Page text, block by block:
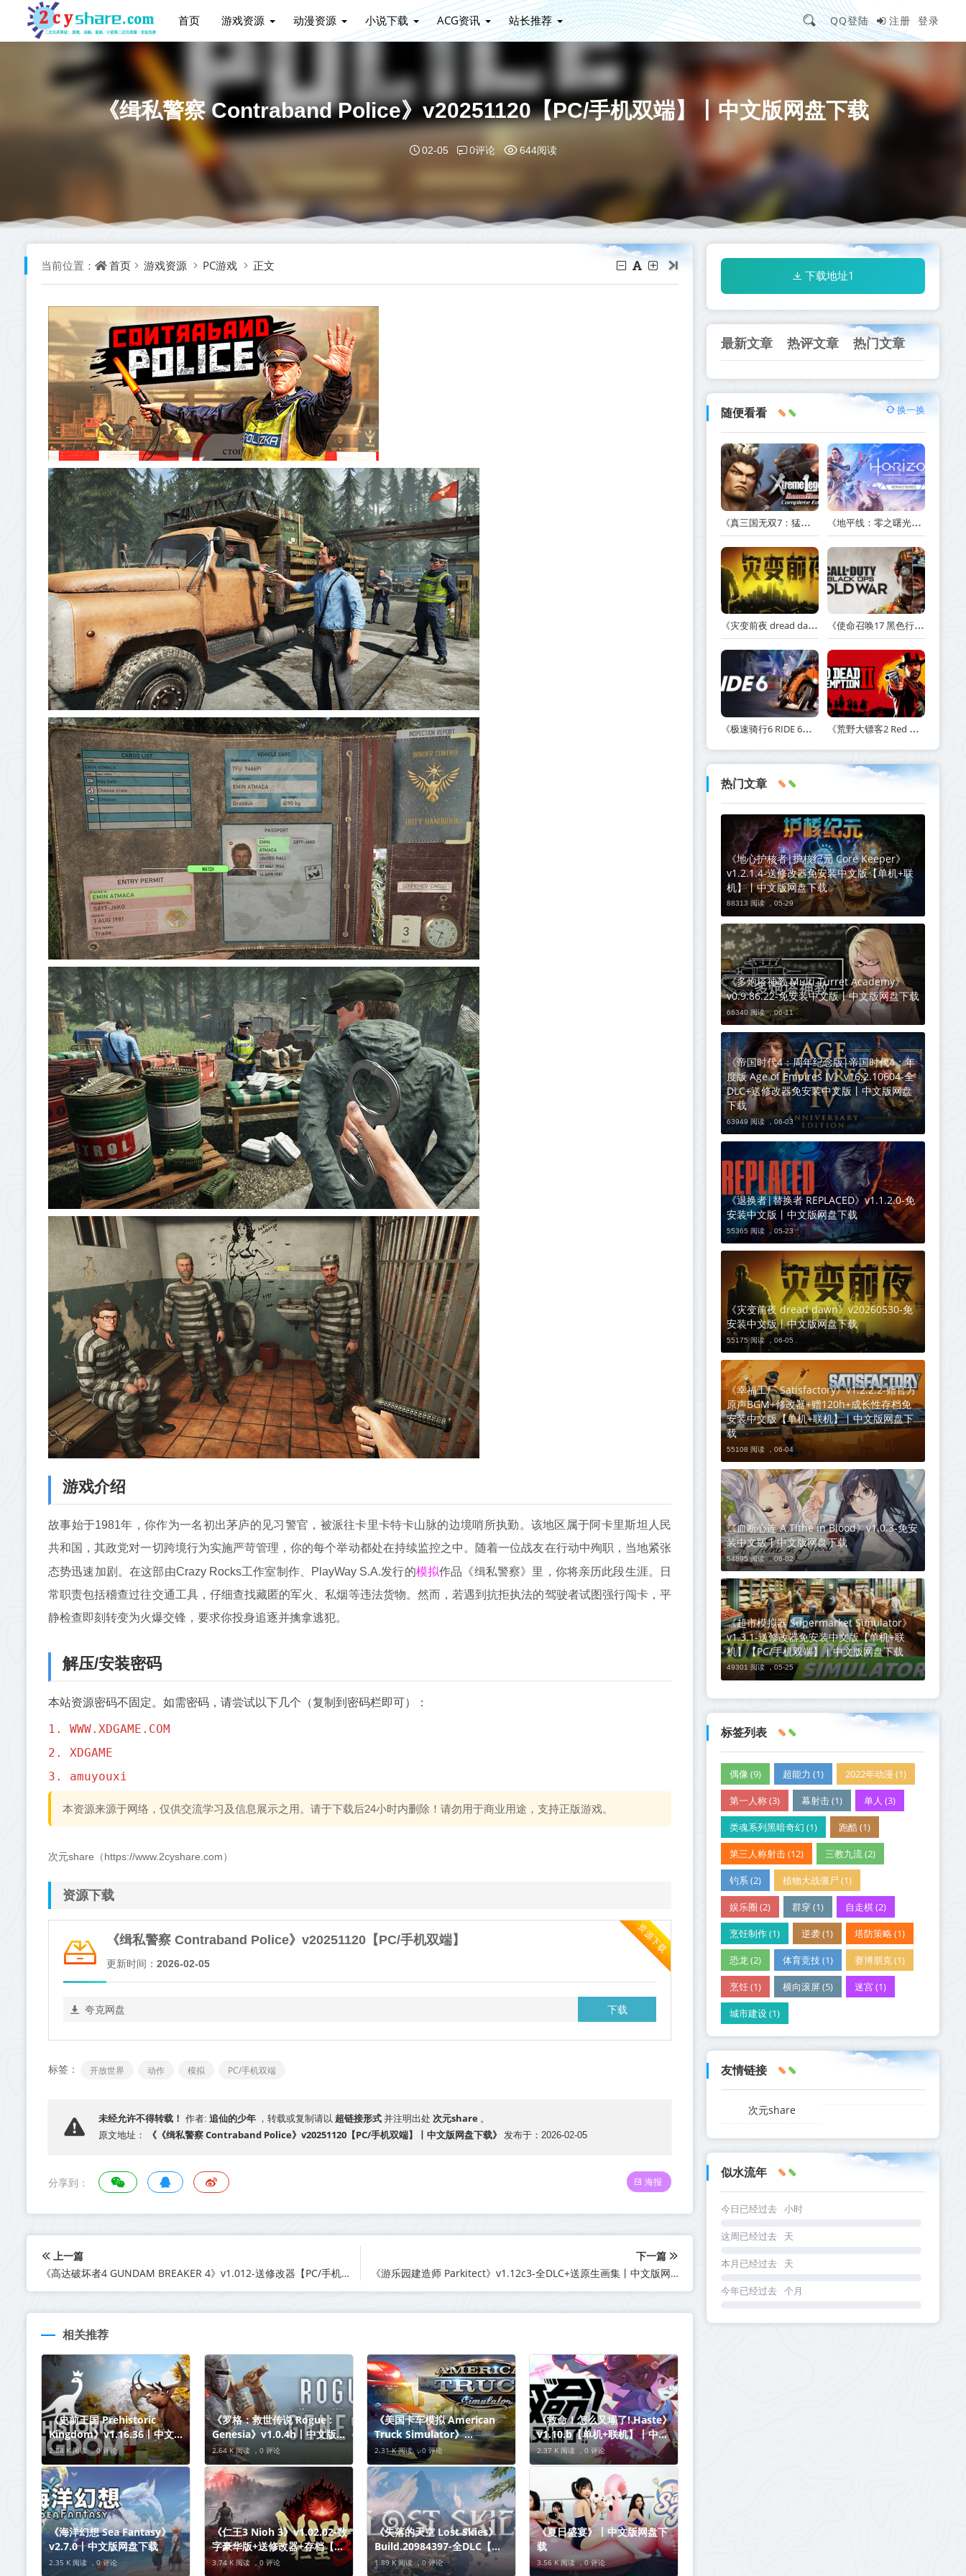
首页 游戏资源 动漫资源 小说下载 ACG资讯 站长推荐 QQ登陆 注册 登录
《缉私警察 Contraband Police》v20251120【PC/手机双端】丨中文版网盘下载
02-05 0评论 644阅读
当前位置： 首页 游戏资源 PC游戏 正文
游戏介绍
故事始于1981年，你作为一名初出茅庐的见习警官，被派往卡里卡特卡山脉的边境哨所执勤。该地区属于阿卡里斯坦人民
共和国，其政党对一切跨境行为实施严苛管理，你的每个举动都处在持续监控之中。随着一位战友在行动中殉职，当地紧张
态势迅速加剧。在这部由Crazy Rocks工作室制作、PlayWay S.A.发行的模拟作品《缉私警察》里，你将亲历此段生涯。日
常职责包括稽查过往交通工具，仔细查找藏匿的军火、私烟等违法货物。然而，若遇到抗拒执法的驾驶者试图强行闯卡，平
静检查即刻转变为火爆交锋，要求你投身追逐并擒拿逃犯。
解压/安装密码
本站资源密码不固定。如需密码，请尝试以下几个（复制到密码栏即可）：
1. WWW.XDGAME.COM
2. XDGAME
3. amuyouxi
本资源来源于网络，仅供交流学习及信息展示之用。请于下载后24小时内删除！请勿用于商业用途，支持正版游戏。
次元share（https://www.2cyshare.com）
资源下载
资源下载
《缉私警察 Contraband Police》v20251120【PC/手机双端】
更新时间： 2026-02-05
下载
夸克网盘
标签： 开放世界 动作 模拟 PC/手机双端
未经允许不得转载！ 作者: 追仙的少年 ，转载或复制请以 超链接形式 并注明出处 次元share 。
原文地址：
《《缉私警察 Contraband Police》v20251120【PC/手机双端】丨中文版网盘下载》 发布于：2026-02-05
分享到： 海报
上一篇
《高达破坏者4 GUNDAM BREAKER 4》v1.012-送修改器【PC/手机双端】丨中文版网盘下载
下一篇
《游乐园建造师 Parkitect》v1.12c3-全DLC+送原生画集丨中文版网盘下载
相关推荐
《史前王国 Prehistoric
Kingdom》v1.16.36丨中文版
网盘下载
2.84 K 阅读 ，0 评论
《罗格：救世传说 Rogue :
Genesia》v1.0.4h丨中文版网
盘下载
2.64 K 阅读 ， 0 评论
《美国卡车模拟 American
Truck Simulator》
v1.57.2.3-全DLC【单机+联
机】丨中文版网盘下载
2.31 K 阅读 ，0 评论
《救命！怎么又塌了! Haste》
v1.10.b【单机+联机】丨中文
版网盘下载
2.37 K 阅读 ， 0 评论
《海洋幻想 Sea Fantasy》
v2.7.0丨中文版网盘下载
2.35 K 阅读 ，0 评论
《仁王3 Nioh 3》v1.02.02-数
字豪华版+送修改器+存档【单
机+联机】丨中文版网盘下载
3.74 K 阅读 ， 0 评论
《失落的天空 Lost Skies》
Build.20984397-全DLC【单
机+联机】丨中文版网盘下载
1.89 K 阅读 ，0 评论
《夏日盛宴》丨中文版网盘下
载
3.56 K 阅读 ，0 评论
下载地址1
最新文章 热评文章 热门文章
随便看看 换一换
《真三国无双7：猛将传完全版 DYNASTY WARRIORS 7: Xtreme Legends Complete Edition》Build.3602035-免安装中文版【PC/手机双端】丨中文版 《地平线：零之曙光重制版 Horizon Zero Dawn Remastered》v1.5.89.0-送修改器丨中文版网盘下载
《灾变前夜 dread dawn》v20260530-免安装中文版丨中文版网盘下载 《使命召唤17 黑色行动 冷战 Call of Duty: Black Ops Cold War》v1.34.1.15931218-全DLC+送修改器丨中文版网盘下载
《极速骑行6 RIDE 6》v20260511-免安装中文版丨中文版网盘下载 《荒野大镖客2 Red Dead Redemption 2》v1491.50-打包mod+送修改器丨中文版网盘下载
热门文章
《地心护核者|护核纪元 Core Keeper》
v1.2.1.4-送修改器免安装中文版【单机+联
机】丨中文版网盘下载
88313 阅读 ， 05-29
《多炮塔神教 Multi Turret Academy》
v0.9.86.22-免安装中文版丨中文版网盘下载
66340 阅读 ，06-11
《帝国时代4：周年纪念版|帝国时代4：年
度版 Age of Empires IV》v16.2.10604-全
DLC+送修改器免安装中文版丨中文版网盘
下载
63949 阅读 ，06-03
《退换者|替换者 REPLACED》v1.1.2.0-免
安装中文版丨中文版网盘下载
55365 阅读 ，05-23
《灾变前夜 dread dawn》v20260530-免
安装中文版丨中文版网盘下载
55175 阅读 ， 06-05
《幸福工厂 Satisfactory》v1.2.2.2-赠官方
原声BGM+修改器+赠120h+成长性存档免
安装中文版【单机+联机】丨中文版网盘下
载
55108 阅读 ， 06-04
《血断心连 A Tithe in Blood》v1.0.3-免安
装中文版丨中文版网盘下载
54895 阅读 ，06-02
《超市模拟器 Supermarket Simulator》
v1.3.1-送修改器免安装中文版【单机+联
机】【PC/手机双端】丨中文版网盘下载
49301 阅读 ，05-25
标签列表
偶像 (9) 超能力 (1) 2022年动漫 (1)
第一人称 (3) 幕射击 (1) 单人 (3)
类魂系列黑暗奇幻 (1) 跑酷 (1)
第三人称射击 (12) 三教九流 (2)
钓系 (2) 植物大战僵尸 (1)
娱乐圈 (2) 群穿 (1) 自走棋 (2)
烹饪制作 (1) 逆袭 (1) 塔防策略 (1)
恐龙 (2) 体育竞技 (1) 赛博朋克 (1)
烹饪 (1) 横向滚屏 (5) 迷宫 (1)
城市建设 (1)
友情链接
次元share
似水流年
今日已经过去 小时
这周已经过去 天
本月已经过去 天
今年已经过去 个月